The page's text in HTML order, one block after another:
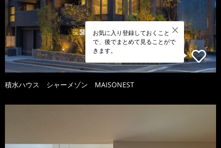
お気に入り登録しておくこと
で、後でまとめて見ることがで
きます。
積水ハウス シャーメゾン MAISONEST